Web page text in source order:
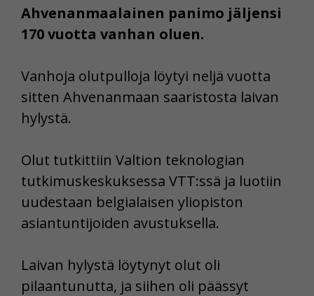
Ahvenanmaalainen panimo jäljensi
170 vuotta vanhan oluen.
Vanhoja olutpulloja löytyi neljä vuotta
sitten Ahvenanmaan saaristosta laivan
hylystä.
Olut tutkittiin Valtion teknologian
tutkimuskeskuksessa VTT:ssä ja luotiin
uudestaan belgialaisen yliopiston
asiantuntijoiden avustuksella.
Laivan hylystä löytynyt olut oli
pilaantunutta, ja siihen oli päässyt